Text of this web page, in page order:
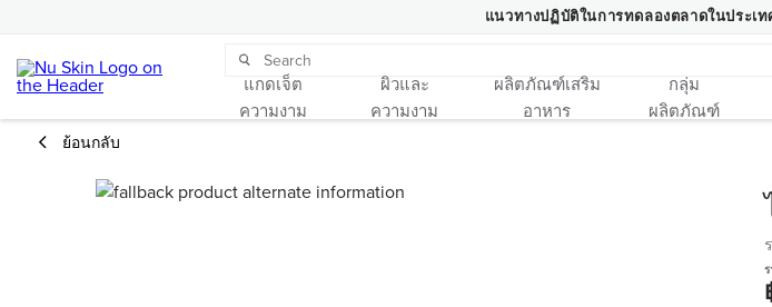
แนวทางปฏิบัติในการทดลองตลาดในประเ
แกดเจ็ต
ความงาม
ผิวและ
ความงาม
ผลิตภัณฑ์เสริม
อาหาร
กลุ่ม
ผลิตภัณฑ์
ย้อนกลับ